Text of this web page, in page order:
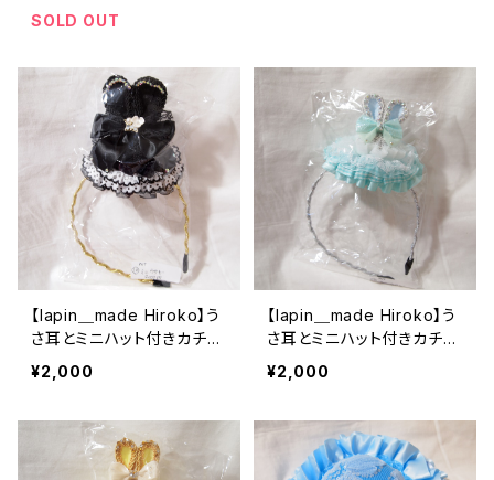
SOLD OUT
【lapin＿made Hiroko】う
さ耳とミニハット付きカチュ
ーシャ（ブラック）
¥2,000
【lapin＿made Hiroko】う
さ耳とミニハット付きカチュ
ーシャ（ミント）
¥2,000